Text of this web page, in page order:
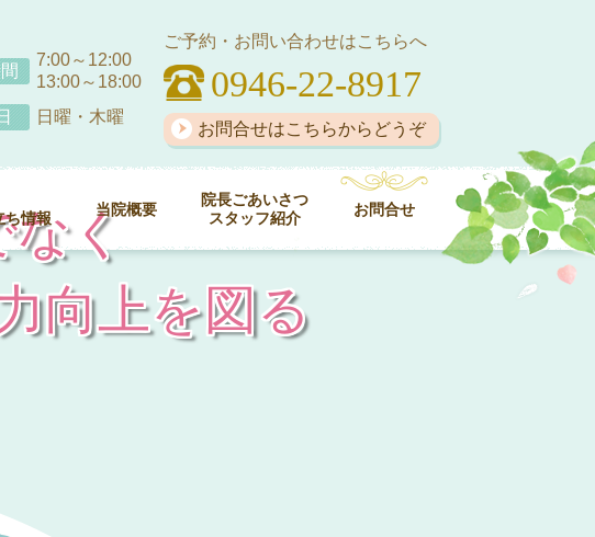
7:00～12:00
13:00～18:00
日曜・木曜
ご予約・お問い合わせはこちらへ
0946-22-8917
お問合せはこちらからどうぞ
ち情報
当院概要
院長ごあいさつ
スタッフ紹介
お問合せ
なく
向上を図る